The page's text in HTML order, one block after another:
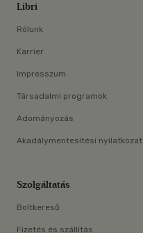
Libri
Rólunk
Karrier
Impresszum
Társadalmi programok
Adományozás
Akadálymentesítési nyilatkozat
Szolgáltatás
Boltkereső
Fizetés és szállítás